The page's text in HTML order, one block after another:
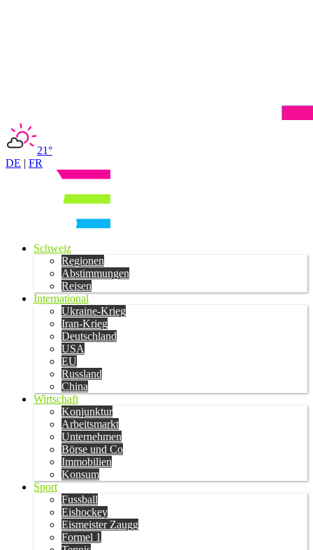
21°
DE | FR
Schweiz
Regionen
Abstimmungen
Reisen
International
Ukraine-Krieg
Iran-Krieg
Deutschland
USA
EU
Russland
China
Wirtschaft
Konjunktur
Arbeitsmarkt
Unternehmen
Börse und Co
Immobilien
Konsum
Sport
Fussball
Eishockey
Eismeister Zaugg
Formel 1